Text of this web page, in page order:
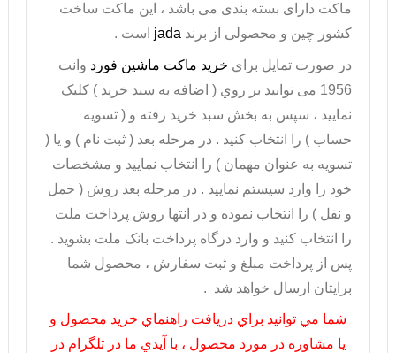
ماکت دارای بسته بندی می باشد ، این ماکت ساخت
کشور چین و محصولی از برند jada است .
در صورت تمايل براي خريد ماکت ماشین فورد وانت
1956 می توانيد بر روي ( اضافه به سبد خريد ) کليک
نماييد ، سپس به بخش سبد خريد رفته و ( تسويه
حساب ) را انتخاب کنيد . در مرحله بعد ( ثبت نام ) و يا (
تسويه به عنوان مهمان ) را انتخاب نماييد و مشخصات
خود را وارد سيستم نماييد . در مرحله بعد روش ( حمل
و نقل ) را انتخاب نموده و در انتها روش پرداخت ملت
را انتخاب کنيد و وارد درگاه پرداخت بانک ملت بشويد .
پس از پرداخت مبلغ و ثبت سفارش ، محصول شما
برايتان ارسال خواهد شد .
شما مي توانيد براي دريافت راهنماي خريد محصول و
يا مشاوره در مورد محصول ، با آيدي ما در تلگرام در